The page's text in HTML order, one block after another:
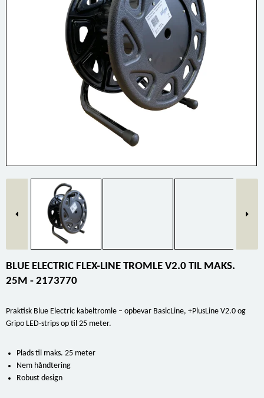
BLUE ELECTRIC FLEX-LINE TROMLE V2.0 TIL MAKS.
25M - 2173770
Praktisk Blue Electric kabeltromle – opbevar BasicLine, +PlusLine V2.0 og
Gripo LED-strips op til 25 meter.
Plads til maks. 25 meter
Nem håndtering
Robust design